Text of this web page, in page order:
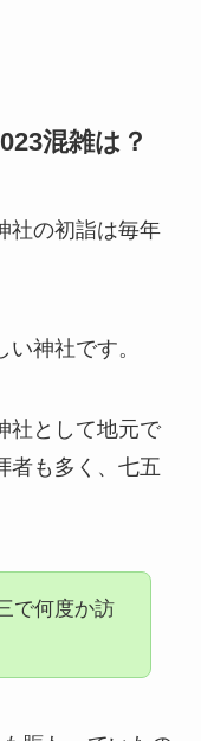
混雑は？
社の初詣は毎年
神社です。
社として地元で
者も多く、七五
で何度か訪